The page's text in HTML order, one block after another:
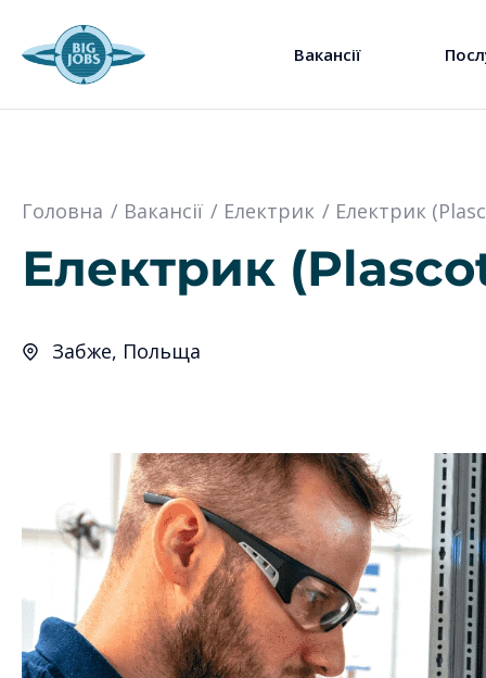
Вакансії
Головна Вакансії Електрик Електрик
Електрик
Забже, Польща